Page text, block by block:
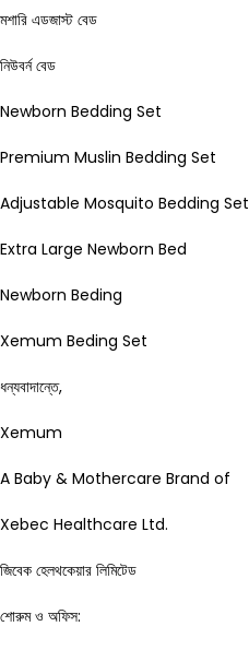
মশারি এডজাস্ট বেড
নিউবর্ন বেড
Newborn Bedding Set
Premium Muslin Bedding Set
Adjustable Mosquito Bedding Set
Extra Large Newborn Bed
Newborn Beding
Xemum Beding Set
ধন্যবাদান্তে,
Xemum
A Baby & Mothercare Brand of
Xebec Healthcare Ltd.
জিবেক হেলথকেয়ার লিমিটেড
শোরুম ও অফিস: